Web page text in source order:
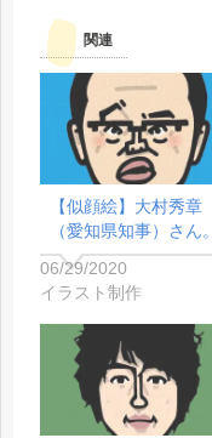
関連
【似顔絵】大村秀章
（愛知県知事）さん。
06/29/2020
イラスト制作